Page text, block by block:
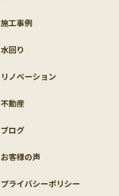
施工事例
水回り
リノベーション
不動産
ブログ
お客様の声
プライバシーポリシー